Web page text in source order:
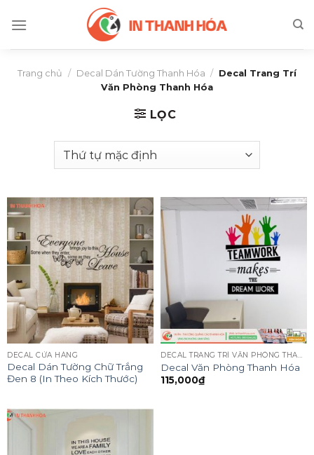
Trang chủ / Decal Dán Tường Thanh Hóa / Decal Trang Trí
Văn Phòng Thanh Hóa
LỌC
DECAL CỬA HÀNG
Decal Dán Tường Chữ Trắng
Đen 8 (In Theo Kích Thước)
DECAL TRANG TRÍ VĂN PHÒNG THANH HÓA
Decal Văn Phòng Thanh Hóa
115,000₫